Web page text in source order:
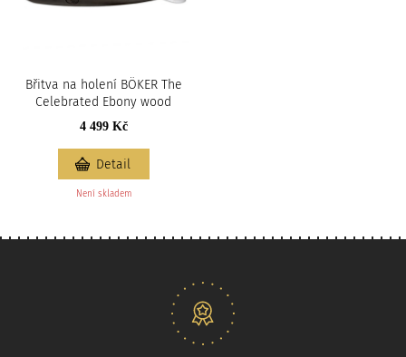
Břitva na holení BÖKER The
Celebrated Ebony wood
4 499 Kč
Není skladem
Detail